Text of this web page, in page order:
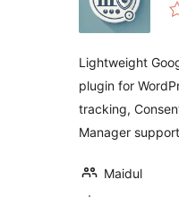
Lightweight
plugin for
tracking,
Manager
Maidul